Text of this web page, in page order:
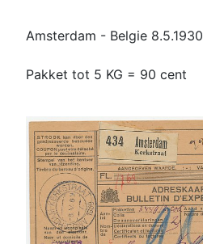
Amsterdam - Belgie 8.5.1930
Pakket tot 5 KG = 90 cent